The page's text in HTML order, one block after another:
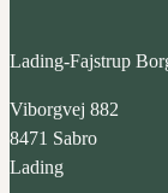
Lading-Fajstrup
Viborgvej 882
8471 Sabro
Lading